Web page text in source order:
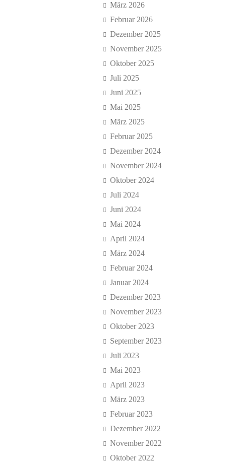
März 2026
Februar 2026
Dezember 2025
November 2025
Oktober 2025
Juli 2025
Juni 2025
Mai 2025
März 2025
Februar 2025
Dezember 2024
November 2024
Oktober 2024
Juli 2024
Juni 2024
Mai 2024
April 2024
März 2024
Februar 2024
Januar 2024
Dezember 2023
November 2023
Oktober 2023
September 2023
Juli 2023
Mai 2023
April 2023
März 2023
Februar 2023
Dezember 2022
November 2022
Oktober 2022